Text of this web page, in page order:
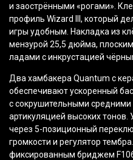
и заострёнными «рогами».
профиль Wizard III, который
игры удобным. Накладка из
мензурой 25,5 дюйма,
ладами с инкрустацией
Два хамбакера Quantum с
обеспечивают ускоренный
с сокрушительными средними
артикуляцией высоких
через 5-позиционный
громкости и регулятор
фиксированным бриджем